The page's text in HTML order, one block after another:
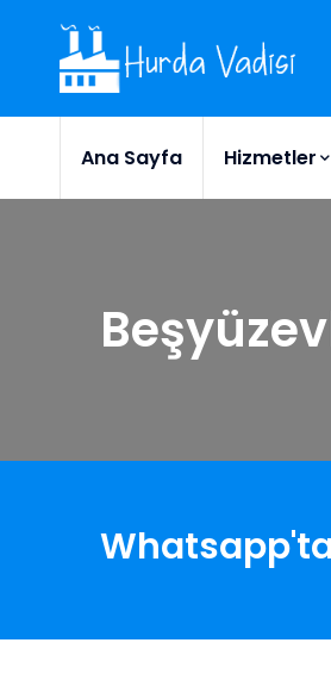
Ana Sayfa Hizmetler